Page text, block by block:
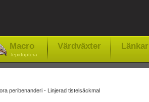
Macro
-lepidoptera
Värdväxter Länkar
peribenanderi - Linjerad tistelsäckmal